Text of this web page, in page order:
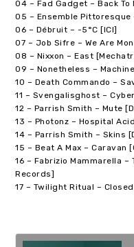
04 – Fad Gadget – Back To
05 – Ensemble
06 – Débruit – -5°C [ICI]
07 – Job Sifre – We Are
08 – Nixxon – East
09 – Nonetheless –
10 – Death Commando –
11 – Svengalisghost –
12 – Parrish Smith – Mute
13 – Photonz – Hospital
14 – Parrish Smith – Skins
15 – Beat A Max – Caravan
16 – Fabrizio Mammarella –
Records]
17 – Twilight Ritual –